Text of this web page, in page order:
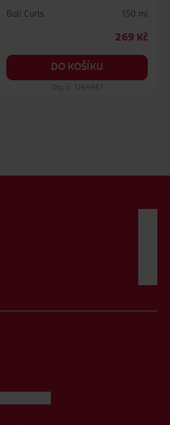
Bali Curls 150 ml
269 Kč
DO KOŠÍKU
Obj. č.: 1264661